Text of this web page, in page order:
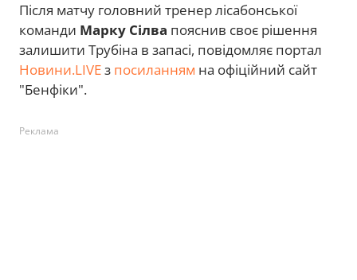
Після матчу головний тренер лісабонської
команди Марку Сілва пояснив своє рішення
залишити Трубіна в запасі, повідомляє портал
Новини.LIVEз посиланням на офіційний сайт
"Бенфіки".
Реклама